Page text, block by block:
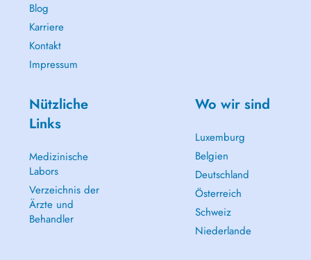
Blog
Karriere
Kontakt
Impressum
Nützliche
Links
Medizinische
Labors
Verzeichnis der
Ärzte und
Behandler
Wo wir sind
Luxemburg
Belgien
Deutschland
Österreich
Schweiz
Niederlande